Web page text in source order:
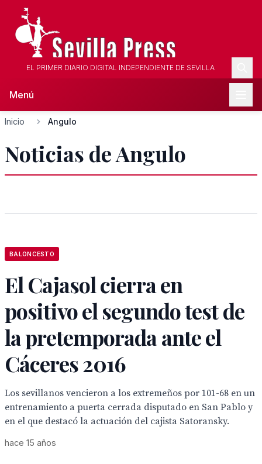
EL PRIMER DIARIO DIGITAL INDEPENDIENTE DE SEVILLA
Menú
Inicio Angulo
Noticias de Angulo
BALONCESTO
El Cajasol cierra en
positivo el segundo test de
la pretemporada ante el
Cáceres 2016
Los sevillanos vencieron a los extremeños por 101-68 en un
entrenamiento a puerta cerrada disputado en San Pablo y
en el que destacó la actuación del cajista Satoransky.
hace 15 años